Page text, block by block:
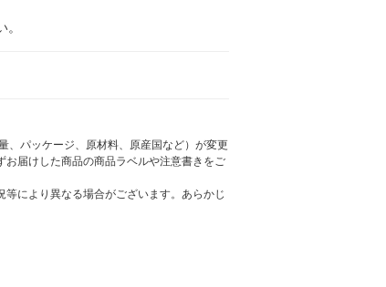
、パッケージ、原材料、原産国など）が変更
届けした商品の商品ラベルや注意書きをご
により異なる場合がございます。あらかじ